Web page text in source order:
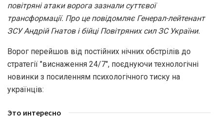
повітряні атаки ворога зазнали суттєвої
трансформації. Про це повідомляє Генерал-лейтенант
ЗСУ Андрій Гнатов і бійці Повітряних сил ЗС України.
Ворог перейшов від постійних нічних обстрілів до
стратегії "виснаження 24/7", поєднуючи технологічні
новинки з посиленням психологічного тиску на
українців:
Это интересно